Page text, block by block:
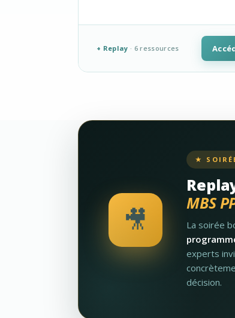
+ Replay · 6 ressources
🎥
★
MBS
La soirée
experts
décision.